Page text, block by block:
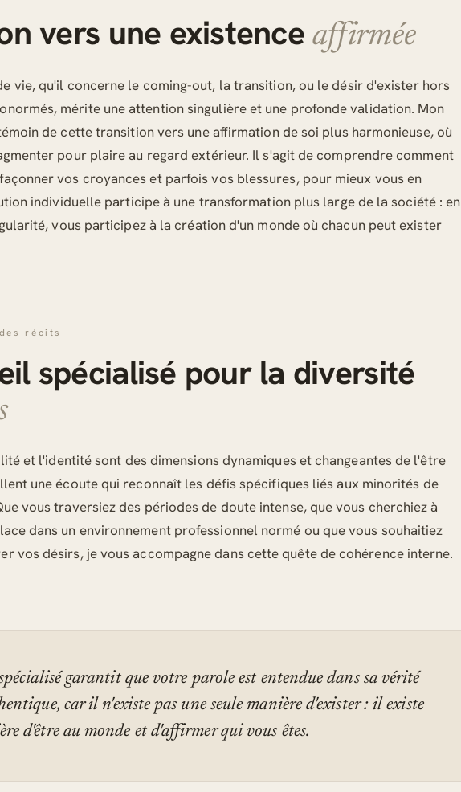
vers une existenceaffirmée
vie, qu'il concerne le coming-out, la transition, ou le désir d'exister hors
mérite une attention singulière et une profonde validation. Mon
de cette transition vers une affirmation de soi plus harmonieuse, où
pour plaire au regard extérieur. Il s'agit de comprendre comment
vos croyances et parfois vos blessures, pour mieux vous en
individuelle participe à une transformation plus large de la société : en
vous participez à la création d'un monde où chacun peut exister
récits
spécialisé pour la diversité
et l'identité sont des dimensions dynamiques et changeantes de l'être
une écoute qui reconnaît les défis spécifiques liés aux minorités de
vous traversiez des périodes de doute intense, que vous cherchiez à
dans un environnement professionnel normé ou que vous souhaitiez
vos désirs, je vous accompagne dans cette quête de cohérence interne.
garantit que votre parole est entendue dans sa vérité
car il n'existe pas une seule manière d'exister : il existe
d'être au monde et d'affirmer qui vous êtes.